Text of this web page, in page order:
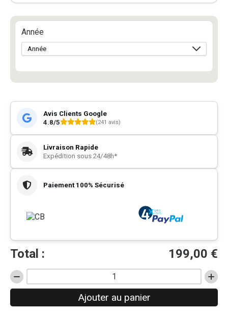
Année
Avis Clients Google
4.8/5
(241 avis)
Livraison Rapide
Expédition sous 24/48h*
Paiement 100% Sécurisé
Total : 199,00 €
quantité
de
Ajouter au panier